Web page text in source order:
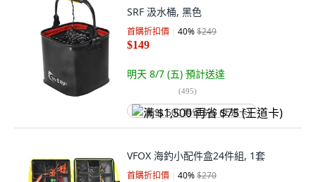
SRF 汲水桶, 黑色
首購折扣價 40%$249
$149
明天 8/7 (五) 預計送達
(495)
满 $1,500 再省 $75 (王道卡)
VFOX 海釣小配件盒24件組, 1套
首購折扣價 40%$270